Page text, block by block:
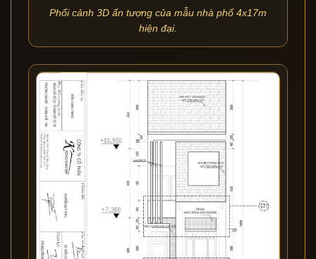
Phối cảnh 3D ấn tượng của mẫu nhà phố 4x17m
hiện đại.